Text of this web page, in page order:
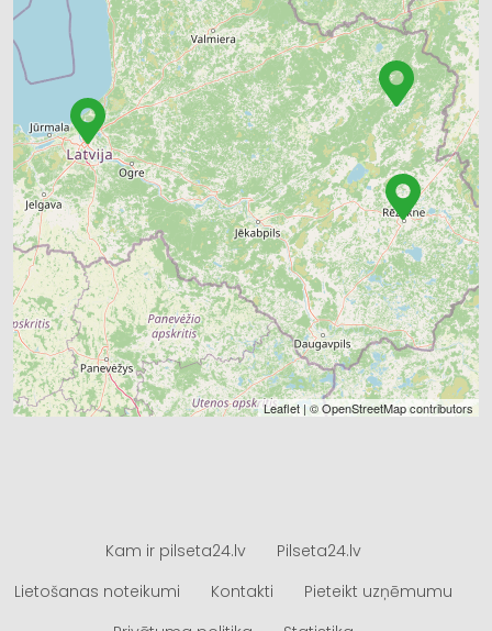
Leaflet | ©OpenStreetMapcontributors
Kam ir pilseta24.lv
Pilseta24.lv
Lietošanas noteikumi
Kontakti
Pieteikt uzņēmumu